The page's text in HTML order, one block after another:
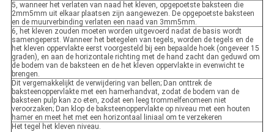
5, wanneer het verlaten van naad het kleven, opgepoetste baksteen die
2mm5mm uit elkaar plaatsen zijn aangewezen. De opgepoetste baksteen
en de muurverbinding verlaten een naad van 3mm5mm.
6, het kleven zouden moeten worden uitgevoerd nadat de basis wordt
samengeperst. Wanneer het betegelen van tegels, worden de tegels en de
het kleven oppervlakte eerst voorgesteld bij een bepaalde hoek (ongeveer 15
graden), en aan de horizontale richting met de hand zacht dan geduwd om
de bodem van de baksteen en de het kleven oppervlakte in evenwicht te
brengen.
Dit vergemakkelijkt de verwijdering van bellen; Dan onttrek de
baksteenoppervlakte met een hamerhandvat, zodat de bodem van de
baksteen pulp kan zo eten, zodat een leeg trommelfenomeen niet
veroorzaken; Dan klop de baksteenoppervlakte op niveau met een houten
hamer en meet het met een horizontaal liniaal om te verzekeren
Het tegel het kleven niveau.